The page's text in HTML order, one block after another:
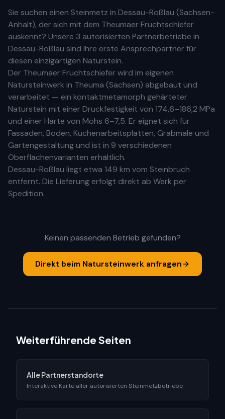
Sie suchen einen Steinmetz in Dessau-Roßlau (Sachsen-
Anhalt), der sich mit dem Theumaer Fruchtschiefer
auskennt? Unsere 3 autorisierten Partnerbetriebe in
Dessau-Roßlau sind Ihre erste Ansprechpartner für
diesen einzigartigen Naturstein.
Der Theumaer Fruchtschiefer wird im eigenen
Natursteinwerk in Theuma (Sachsen) abgebaut und
verarbeitet — ein kontaktmetamorph gehärteter
Naturstein mit einer Druckfestigkeit von 174,6–186,2 MPa
und einer Härte von Mohs 6–7,5. Er eignet sich für
Fassaden, Böden, Küchenarbeitsplatten, Grabmale und
Gartengestaltung und ist in 9 verschiedenen
Oberflächenvarianten erhältlich.
Dessau-Roßlau liegt etwa 149 km vom Steinbruch
entfernt. Die Lieferung erfolgt direkt ab Werk per
Spedition.
Keinen passenden Betrieb gefunden?
Direkt beim Natursteinwerk anfragen
Weiterführende Seiten
Alle Partnerstandorte
Interaktive Karte aller autorisierten Steinmetzbetriebe